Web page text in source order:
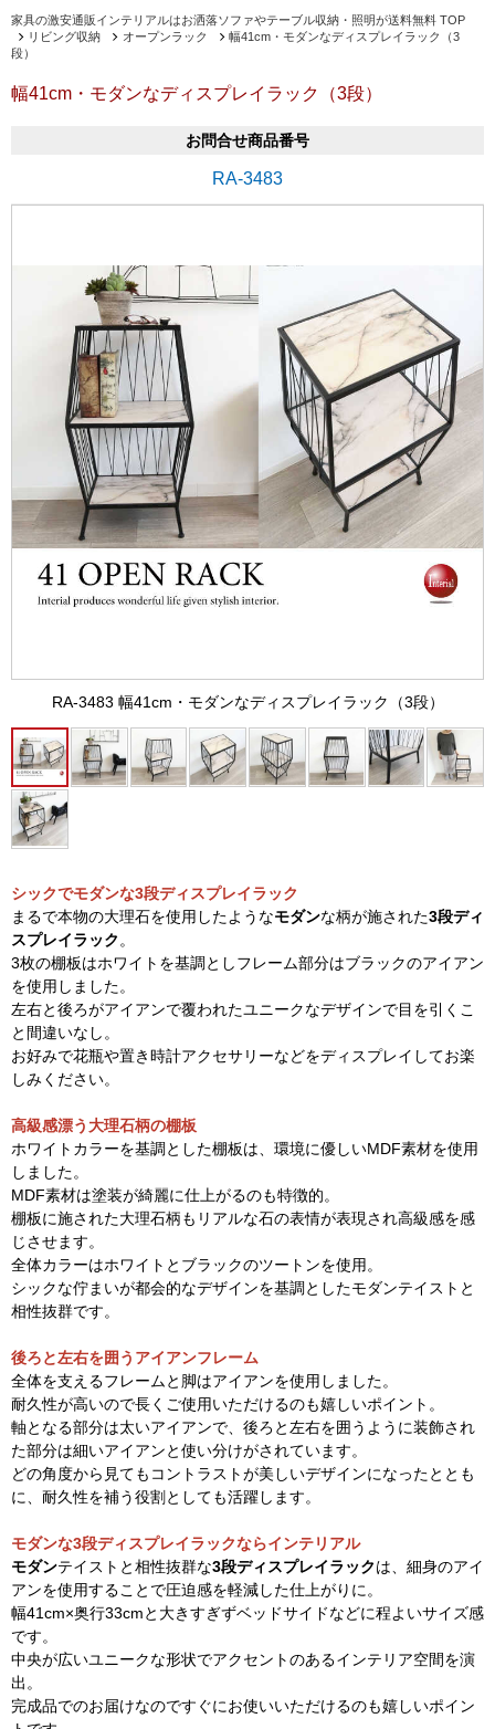
家具の激安通販インテリアルはお洒落ソファやテーブル収納・照明が送料無料 TOP
リビング収納
オープンラック
幅41cm・モダンなディスプレイラック（3
段）
幅41cm・モダンなディスプレイラック（3段）
お問合せ商品番号
RA-3483
RA-3483 幅41cm・モダンなディスプレイラック（3段）
シックでモダンな3段ディスプレイラック
まるで本物の大理石を使用したようなモダンな柄が施された3段ディ
スプレイラック 。
3枚の棚板はホワイトを基調としフレーム部分はブラックのアイアン
を使用しました。
左右と後ろがアイアンで覆われたユニークなデザインで目を引くこ
と間違いなし。
お好みで花瓶や置き時計アクセサリーなどをディスプレイしてお楽
しみください。
高級感漂う大理石柄の棚板
ホワイトカラーを基調とした棚板は、環境に優しいMDF素材を使用
しました。
MDF素材は塗装が綺麗に仕上がるのも特徴的。
棚板に施された大理石柄もリアルな石の表情が表現され高級感を感
じさせます。
全体カラーはホワイトとブラックのツートンを使用。
シックな佇まいが都会的なデザインを基調としたモダンテイストと
相性抜群です。
後ろと左右を囲うアイアンフレーム
全体を支えるフレームと脚はアイアンを使用しました。
耐久性が高いので長くご使用いただけるのも嬉しいポイント。
軸となる部分は太いアイアンで、後ろと左右を囲うように装飾され
た部分は細いアイアンと使い分けがされています。
どの角度から見てもコントラストが美しいデザインになったととも
に、耐久性を補う役割としても活躍します。
モダンな3段ディスプレイラックならインテリアル
モダンテイストと相性抜群な3段ディスプレイラックは、細身のアイ
アンを使用することで圧迫感を軽減した仕上がりに。
幅41cm×奥行33cmと大きすぎずベッドサイドなどに程よいサイズ感
です。
中央が広いユニークな形状でアクセントのあるインテリア空間を演
出。
完成品でのお届けなのですぐにお使いいただけるのも嬉しいポイン